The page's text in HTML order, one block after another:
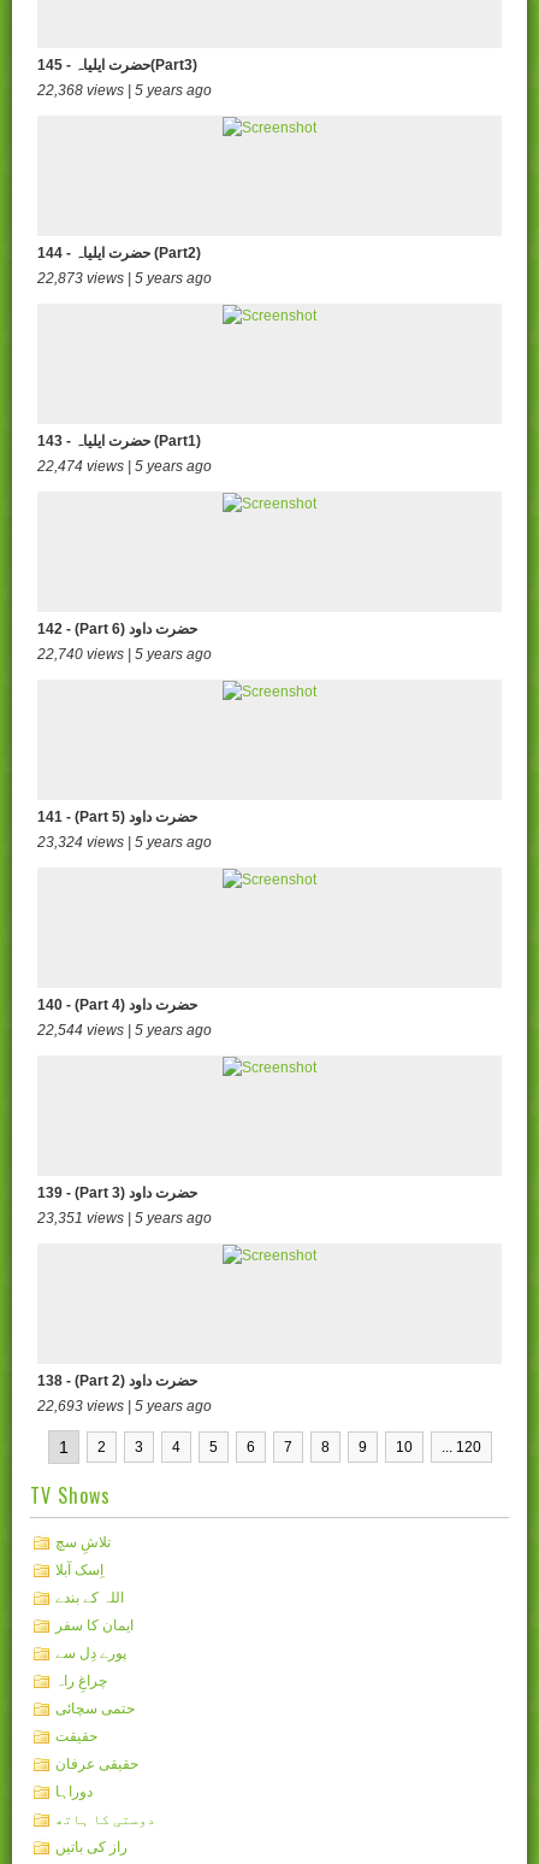
145 - حضرت ایلیاہ(Part3)
22,368 views | 5 years ago
144 - حضرت ایلیاہ (Part2)
22,873 views | 5 years ago
143 - حضرت ایلیاہ (Part1)
22,474 views | 5 years ago
142 - (Part 6) حضرت داود
22,740 views | 5 years ago
141 - (Part 5) حضرت داود
23,324 views | 5 years ago
140 - (Part 4) حضرت داود
22,544 views | 5 years ago
139 - (Part 3) حضرت داود
23,351 views | 5 years ago
138 - (Part 2) حضرت داود
22,693 views | 5 years ago
1 2 3 4 5 6 7 8 9 10 ... 120
TV Shows
تلاشِ سچ
اِسک آبلا
اللہ کے بندے
ایمان کا سفر
پورے دِل سے
چراغِ راہ
حتمی سچائی
حقیقت
حقیقی عرفان
دوراہا
دوستی کا ہاتھ
راز کی باتیں